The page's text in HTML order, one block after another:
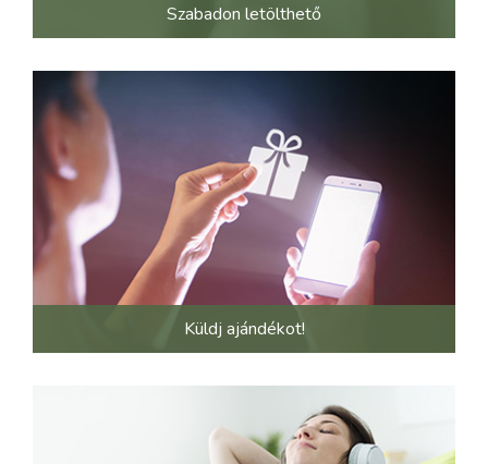
Szabadon letölthető
Küldj ajándékot!